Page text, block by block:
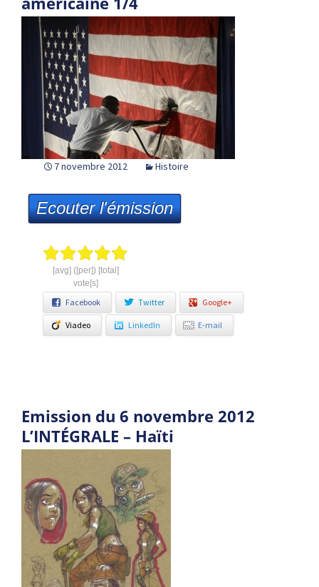
7 novembre 2012 Histoire
Ecouter l'émission
[avg] ([per]) [total]
vote[s]
Facebook Twitter Google+
Viadeo LinkedIn E-mail
Emission du 6 novembre 2012
L’INTÉGRALE – Haïti